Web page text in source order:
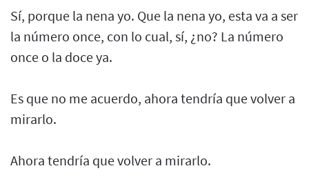
Sí, porque la nena yo. Que la nena yo, esta va a ser
la número once, con lo cual, sí, ¿no? La número
once o la doce ya.
Es que no me acuerdo, ahora tendría que volver a
mirarlo.
Ahora tendría que volver a mirarlo.